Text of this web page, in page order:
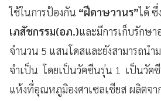
ใช้ในการป้องกัน “ฝีดาษวานร”ได้ ซึ่
เภสัชกรรม(อภ.)และมีการเก็บรักษา
จำนวน 5 แสนโดสและยังสามารถนำ
จำเป็น โดยเป็นวัคซีนรุ่น 1 เป็นวัค
แห้งที่อุณหภูมิองศาเซลเชียส ผลิตจา